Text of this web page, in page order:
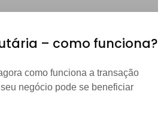
– como funciona?
como funciona a transação
negócio pode se beneficiar